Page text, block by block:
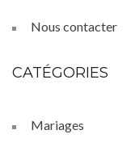
Nous contacter
CATÉGORIES
Mariages